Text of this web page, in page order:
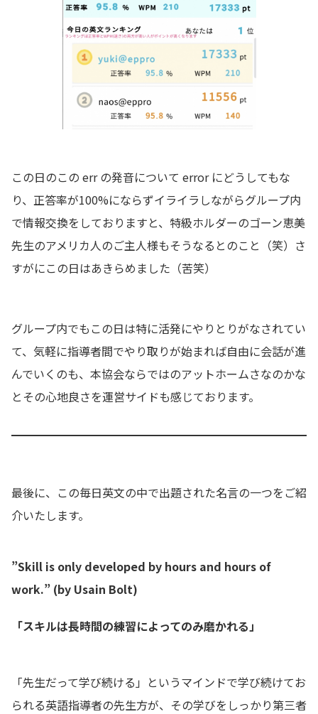
この日のこの err の発音について error にどうしてもな
り、正答率が100%にならずイライラしながらグループ内
で情報交換をしておりますと、特級ホルダーのゴーン恵美
先生のアメリカ人のご主人様もそうなるとのこと（笑）さ
すがにこの日はあきらめました（苦笑）
グループ内でもこの日は特に活発にやりとりがなされてい
て、気軽に指導者間でやり取りが始まれば自由に会話が進
んでいくのも、本協会ならではのアットホームさなのかな
とその心地良さを運営サイドも感じております。
最後に、この毎日英文の中で出題された名言の一つをご紹
介いたします。
”Skill is only developed by hours and hours of
work.” (by Usain Bolt)
「スキルは長時間の練習によってのみ磨かれる」
「先生だって学び続ける」というマインドで学び続けてお
られる英語指導者の先生方が、その学びをしっかり第三者